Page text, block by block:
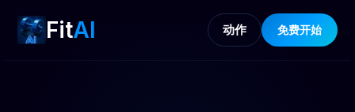
FitAI 动作 免费开始